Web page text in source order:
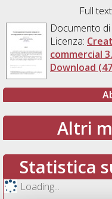
Full
Documento
Licenza:
commercial
Download
Altri
Statistica
Loading...